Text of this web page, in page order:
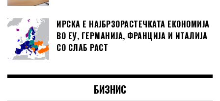
ИРСКА Е НАЈБРЗОРАСТЕЧКАТА ЕКОНОМИЈА
ВО ЕУ, ГЕРМАНИЈА, ФРАНЦИЈА И ИТАЛИЈА
СО СЛАБ РАСТ
БИЗНИС